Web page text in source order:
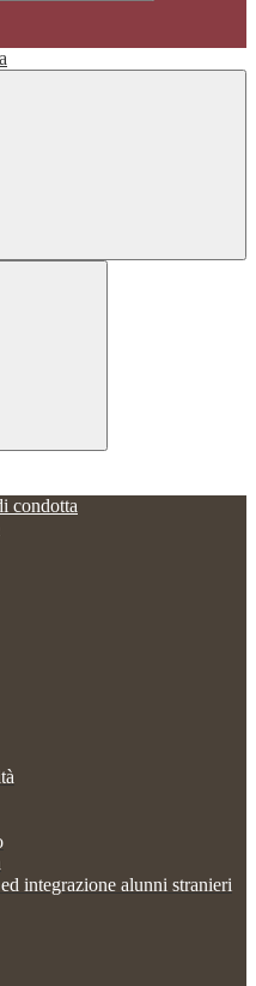
condotta
integrazione alunni stranieri